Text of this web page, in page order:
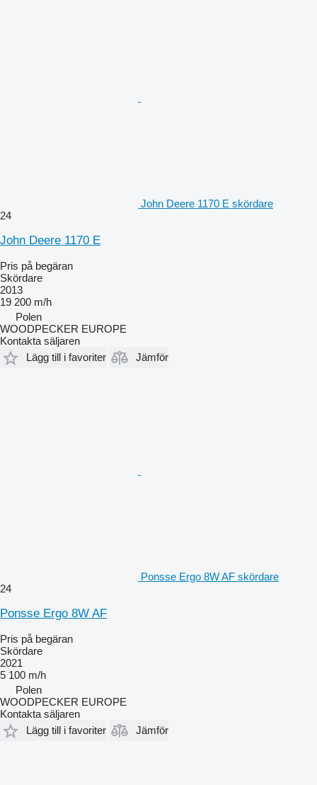
John Deere 1170 E skördare
24
John Deere 1170 E
Pris på begäran
Skördare
2013
19 200 m/h
Polen
WOODPECKER EUROPE
Kontakta säljaren
Lägg till i favoriter
Jämför
Ponsse Ergo 8W AF skördare
24
Ponsse Ergo 8W AF
Pris på begäran
Skördare
2021
5 100 m/h
Polen
WOODPECKER EUROPE
Kontakta säljaren
Lägg till i favoriter
Jämför